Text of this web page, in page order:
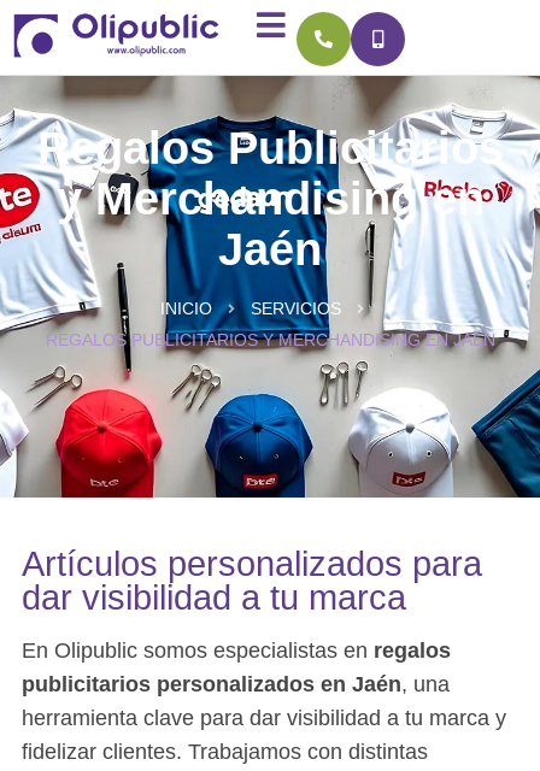
Regalos Publicitarios
y Merchandising en
Jaén
INICIO
SERVICIOS
REGALOS PUBLICITARIOS Y MERCHANDISING EN JAÉN
Artículos personalizados para
dar visibilidad a tu marca
En Olipublic somos especialistas en regalos
publicitarios personalizados en Jaén, una
herramienta clave para dar visibilidad a tu marca y
fidelizar clientes. Trabajamos con distintas